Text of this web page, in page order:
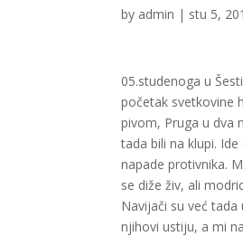
by admin | stu 5,
05.studenoga u
početak svetkovine
pivom, Pruga u dva
tada bili na klupi.
napade protivnika.
se diže živ, ali
Navijači su već tada
njihovi ustiju, a mi